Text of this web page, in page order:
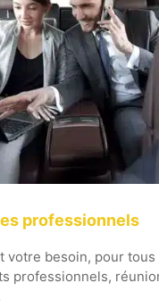
professionnels
votre besoin, pour tous
professionnels,